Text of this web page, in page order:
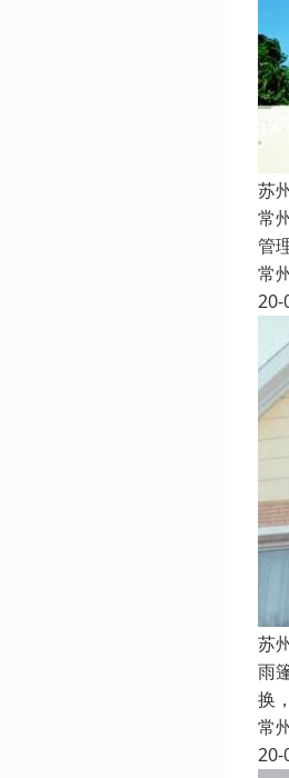
苏
常
管
常
20-
苏
雨
换
常
20-